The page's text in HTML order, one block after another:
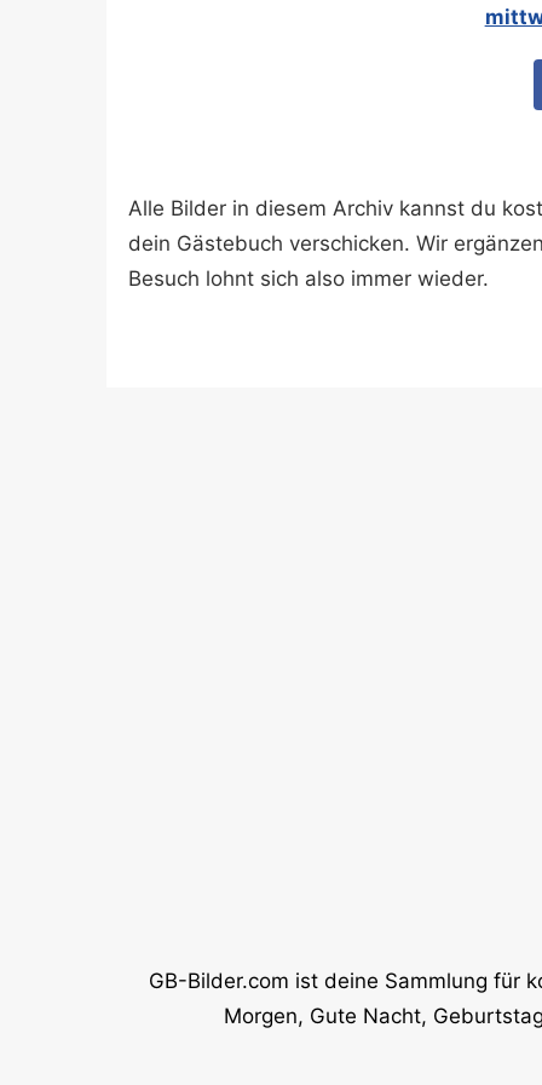
Alle Bilder in diesem Archiv kannst du
dein Gästebuch verschicken. Wir
Besuch lohnt sich also immer wieder.
GB-Bilder.com ist deine Sammlung für
Morgen, Gute Nacht,